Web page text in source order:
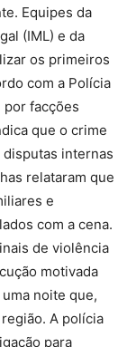
Equipes da
(IML) e da
os primeiros
com a Polícia
por facções
que o crime
internas
relataram que
e
com a cena.
de violência
motivada
noite que,
A polícia
para